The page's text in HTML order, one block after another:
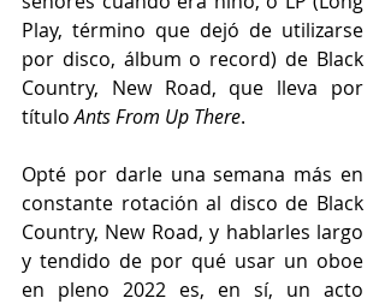
Play, término que dejó de utilizarse
por disco, álbum o record) de Black
Country, New Road, que lleva por
título Ants From Up There.
Opté por darle una semana más en
constante rotación al disco de Black
Country, New Road, y hablarles largo
y tendido de por qué usar un oboe
en pleno 2022 es, en sí, un acto